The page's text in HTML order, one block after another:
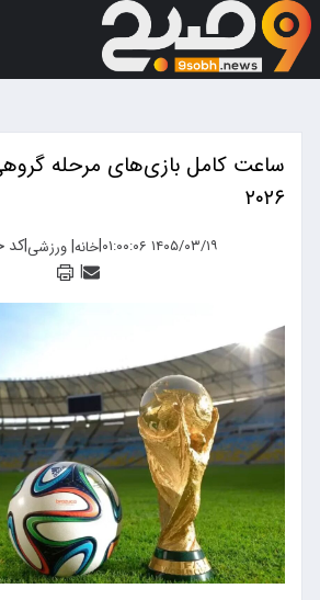
ساعت کامل بازی‌های مرحله
۲۰۲۶
۱۴۰۵/۰۳/۱۹ ۰۱:۰۰:۰۶ |خانه|ورزشی|کد
|